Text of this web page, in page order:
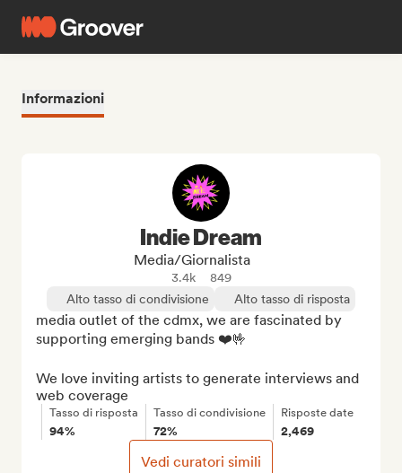
Informazioni
Indie Dream
Media/Giornalista
3.4k
849
Alto tasso di condivisione
Alto tasso di risposta
media outlet of the cdmx, we are fascinated by
supporting emerging bands ❤️🤟
We love inviting artists to generate interviews and
web coverage
Tasso di risposta
94%
Tasso di condivisione
72%
Risposte date
2,469
Vedi curatori simili